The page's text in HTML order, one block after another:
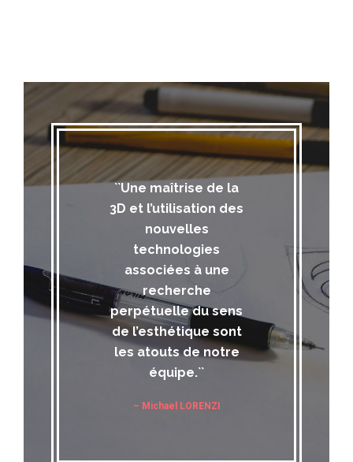
``Une maîtrise de la
3D et l’utilisation des
nouvelles
technologies
associées à une
recherche
perpétuelle du sens
de l’esthétique sont
les atouts de notre
équipe.``
– Michael LORENZI